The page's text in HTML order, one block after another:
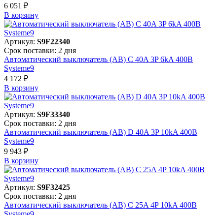
6 051 ₽
В корзинy
Артикул: S9F22340
Срок поставки: 2 дня
Автоматический выключатель (АВ) C 40A 3P 6kA 400В
Systeme9
4 172 ₽
В корзинy
Артикул: S9F33340
Срок поставки: 2 дня
Автоматический выключатель (АВ) D 40A 3P 10kA 400В
Systeme9
9 943 ₽
В корзинy
Артикул: S9F32425
Срок поставки: 2 дня
Автоматический выключатель (АВ) C 25A 4P 10kA 400В